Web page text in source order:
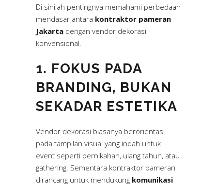
Di sinilah pentingnya memahami perbedaan
mendasar antara kontraktor pameran
Jakarta dengan vendor dekorasi
konvensional.
1. FOKUS PADA
BRANDING, BUKAN
SEKADAR ESTETIKA
Vendor dekorasi biasanya berorientasi
pada tampilan visual yang indah untuk
event seperti pernikahan, ulang tahun, atau
gathering. Sementara kontraktor pameran
dirancang untuk mendukung komunikasi